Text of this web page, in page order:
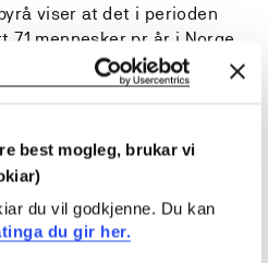
best mogleg, brukar vi
du vil godkjenne. Du kan
du gir her.
viser at det i perioden
mennesker pr år i Norge.
ulike
vi at det reddes ca 50
og hente opp ca 45
år.
tjeneste møte fysiske
På grunn av at tiden